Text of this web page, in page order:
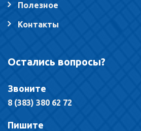
Полезное
Контакты
Остались вопросы?
Звоните
8 (383) 380 62 72
Пишите